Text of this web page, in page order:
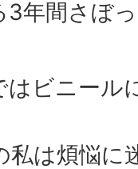
3年間さぼ
はビニール
私は煩悩に